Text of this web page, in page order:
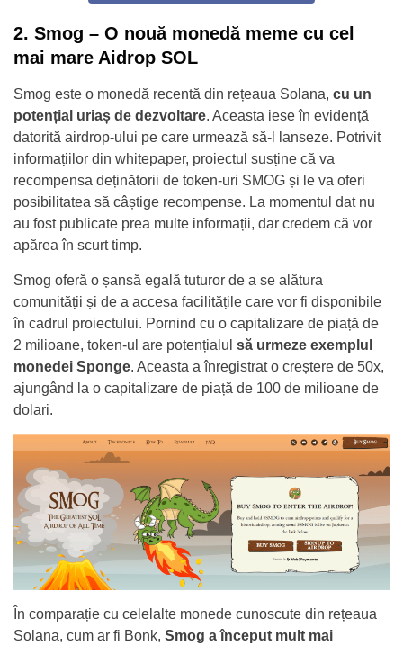
2. Smog – O nouă monedă meme cu cel
mai mare Aidrop SOL
Smog este o monedă recentă din rețeaua Solana, cu un
potențial uriaș de dezvoltare. Aceasta iese în evidență
datorită airdrop-ului pe care urmează să-l lanseze. Potrivit
informațiilor din whitepaper, proiectul susține că va
recompensa deținătorii de token-uri SMOG și le va oferi
posibilitatea să câștige recompense. La momentul dat nu
au fost publicate prea multe informații, dar credem că vor
apărea în scurt timp.
Smog oferă o șansă egală tuturor de a se alătura
comunității și de a accesa facilitățile care vor fi disponibile
în cadrul proiectului. Pornind cu o capitalizare de piață de
2 milioane, token-ul are potențialul să urmeze exemplul
monedei Sponge. Aceasta a înregistrat o creștere de 50x,
ajungând la o capitalizare de piață de 100 de milioane de
dolari.
În comparație cu celelalte monede cunoscute din rețeaua
Solana, cum ar fi Bonk, Smog a început mult mai